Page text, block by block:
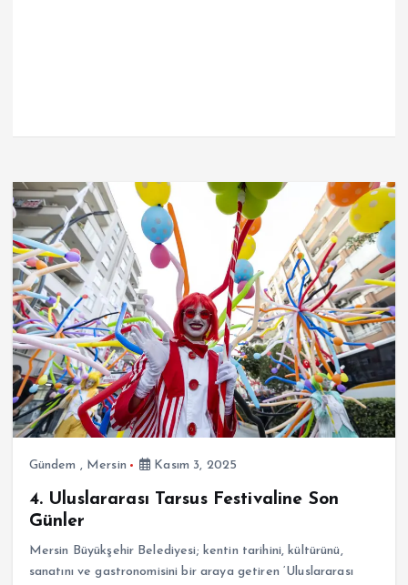
Gündem , Mersin Kasım 3, 2025
4. Uluslararası Tarsus Festivaline Son
Günler
Mersin Büyükşehir Belediyesi; kentin tarihini, kültürünü,
sanatını ve gastronomisini bir araya getiren ‘Uluslararası